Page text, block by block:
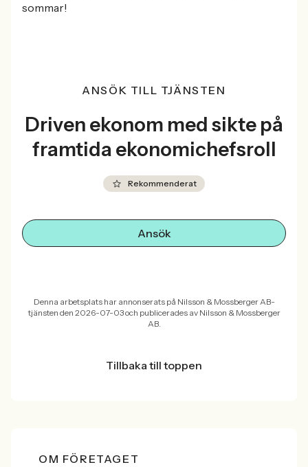
sommar!
ANSÖK TILL TJÄNSTEN
Driven ekonom med sikte på
framtida ekonomichefsroll
Rekommenderat
Ansök
Denna arbetsplats har annonserats på Nilsson & Mossberger AB-
tjänsten den 2026-07-03 och publicerades av Nilsson & Mossberger
AB.
Tillbaka till toppen
OM FÖRETAGET